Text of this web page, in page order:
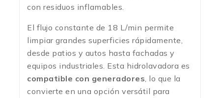
con residuos inflamables.
El flujo constante de 18 L/min permite
limpiar grandes superficies rápidamente,
desde patios y autos hasta fachadas y
equipos industriales. Esta hidrolavadora es
compatible con generadores, lo que la
convierte en una opción versátil para